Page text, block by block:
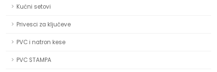
Kućni setovi
Privesci za ključeve
PVC i natron kese
PVC STAMPA